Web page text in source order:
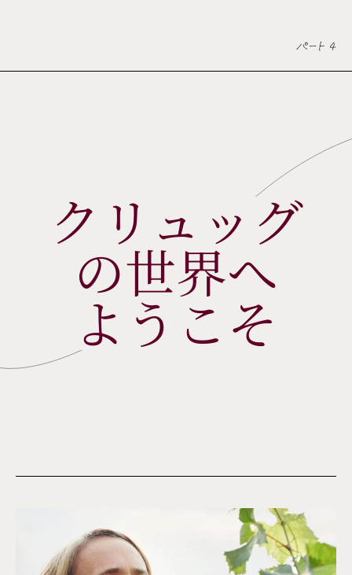
パート 4
クリュッグ
の世界へ
ようこそ